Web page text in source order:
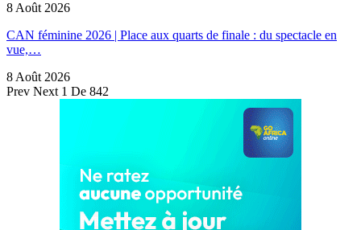
8 Août 2026
CAN féminine 2026 | Place aux quarts de finale : du spectacle en
vue,…
8 Août 2026
Prev Next 1 De 842